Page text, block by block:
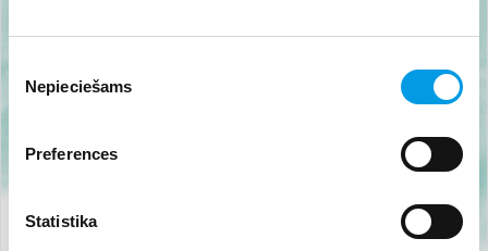
izvēle
Nepieciešams
Preferences
Statistika